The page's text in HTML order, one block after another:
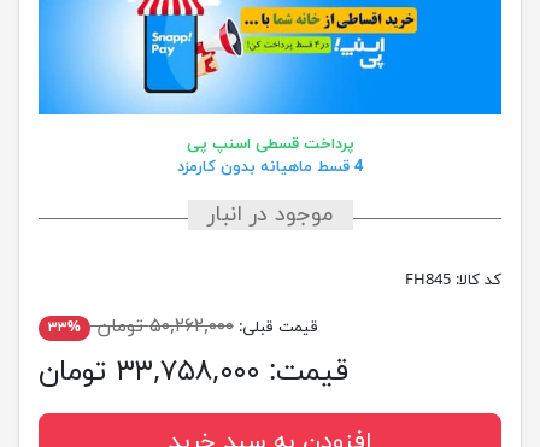
پرداخت قسطی اسنپ پی
4 قسط ماهیانه بدون کارمزد
موجود در انبار
کد کالا: FH845
قیمت قبلی: ۵۰,۲۶۲,۰۰۰ تومان ۳۳%
قیمت: ۳۳,۷۵۸,۰۰۰ تومان